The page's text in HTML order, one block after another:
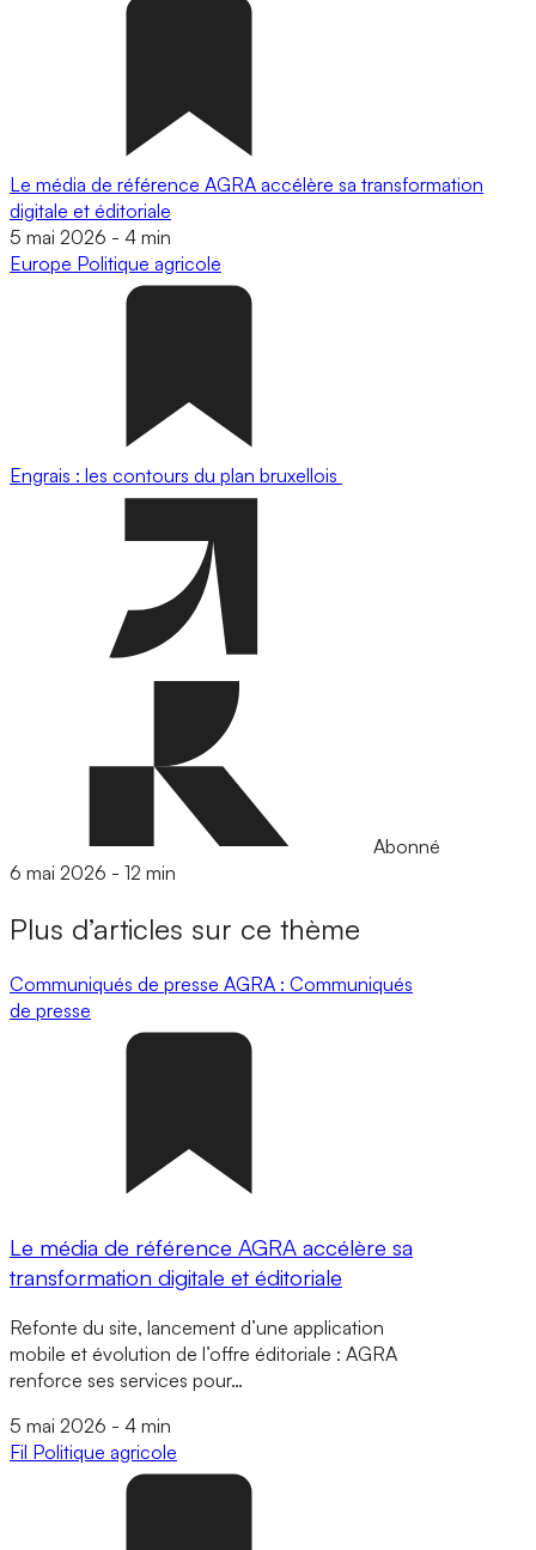
Le média de référence AGRA accélère sa transformation
digitale et éditoriale
5 mai 2026 - 4 min
Europe Politique agricole
Engrais : les contours du plan bruxellois
Abonné
6 mai 2026 - 12 min
Plus d’articles sur ce thème
Communiqués de presse AGRA : Communiqués
de presse
Le média de référence AGRA accélère sa
transformation digitale et éditoriale
Refonte du site, lancement d’une application
mobile et évolution de l’offre éditoriale : AGRA
renforce ses services pour…
5 mai 2026 - 4 min
Fil Politique agricole